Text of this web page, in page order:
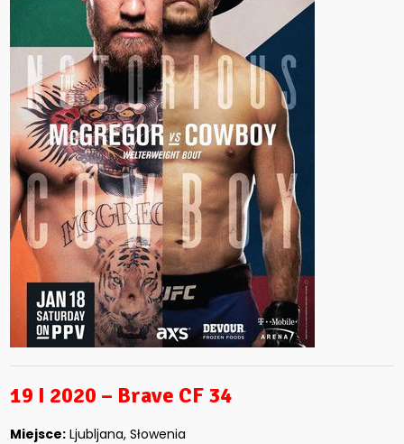
19 I 2020 – Brave CF 34
Miejsce: Ljubljana, Słowenia